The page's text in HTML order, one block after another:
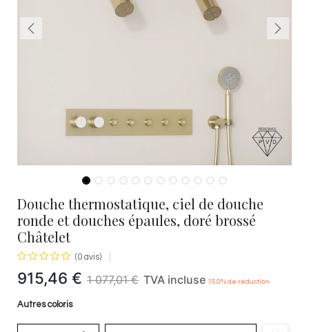
Douche thermostatique, ciel de douche
ronde et douches épaules, doré brossé
Châtelet
(0 avis)
915,46 € 1 077,01€ TVA incluse 15.0% de réduction
Autres coloris